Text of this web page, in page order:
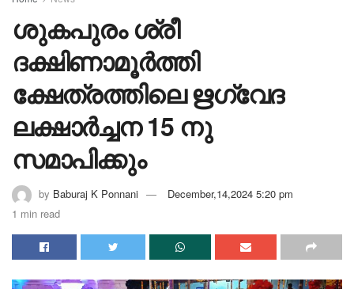
ശുകപുരം ശ്രീ
ദക്ഷിണാമൂർത്തി
ക്ഷേത്രത്തിലെ ഋഗ്വേദ
ലക്ഷാർച്ചന 15 നു
സമാപിക്കും
by Baburaj K Ponnani
December,14,2024 5:20 pm
1 min read